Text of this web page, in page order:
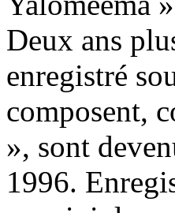
Deux ans
enregistré
composent,
», sont
1996.